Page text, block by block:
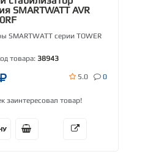
SMARTWATT AVR
SMARTWATT серии TOWER
товара: 38943
5.0 0
заинтересовал товар!